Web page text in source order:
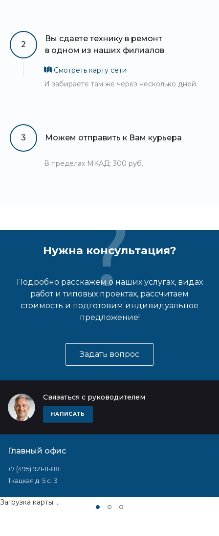
2
Вы сдаете технику в ремонт
в одном из наших филиалов
Смотреть карту сети
И забираете там же через несколько дней.
3 Можем отправить к Вам курьера
В пределах МКАД: 300 руб.
Нужна консультация?
Подробно расскажем о наших услугах, видах
работ и типовых проектах, рассчитаем
стоимость и подготовим индивидуальное
предложение!
Задать вопрос
Связаться с руководителем
НАПИСАТЬ
Главный офис
+7 (495) 921-11-88
Ткацкая д. 5 с. 3
Загрузка карты ...